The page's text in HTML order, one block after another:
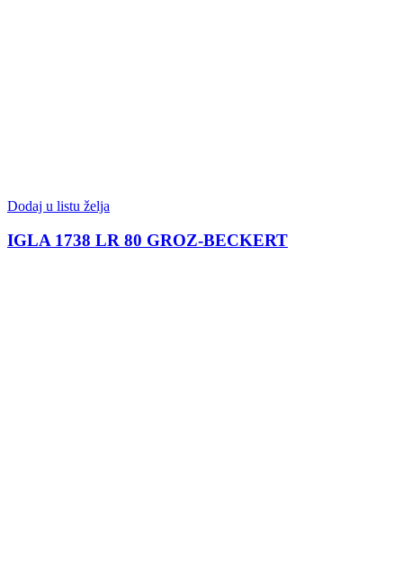
Dodaj u listu želja
IGLA 1738 LR 80 GROZ-BECKERT